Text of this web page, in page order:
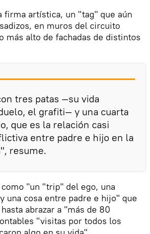
firma artística, un "tag" que aún
en muros del circuito
más alto de fachadas de distintos
tres patas —su vida
el grafiti— y una cuarta
que es la relación casi
entre padre e hijo en la
resume.
"un "trip" del ego, una
una cosa entre padre e hijo" que
abrazar a "más de 80
"visitas por todos los